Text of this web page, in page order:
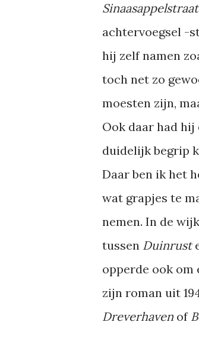
Sinaasappelstraat
achtervoegsel -
hij zelf namen
toch net zo
moesten zijn,
Ook daar had
duidelijk begrip
Daar ben ik het
wat grapjes te
nemen. In de
tussen Duinrust
opperde ook om
zijn roman uit
Dreverhaven of